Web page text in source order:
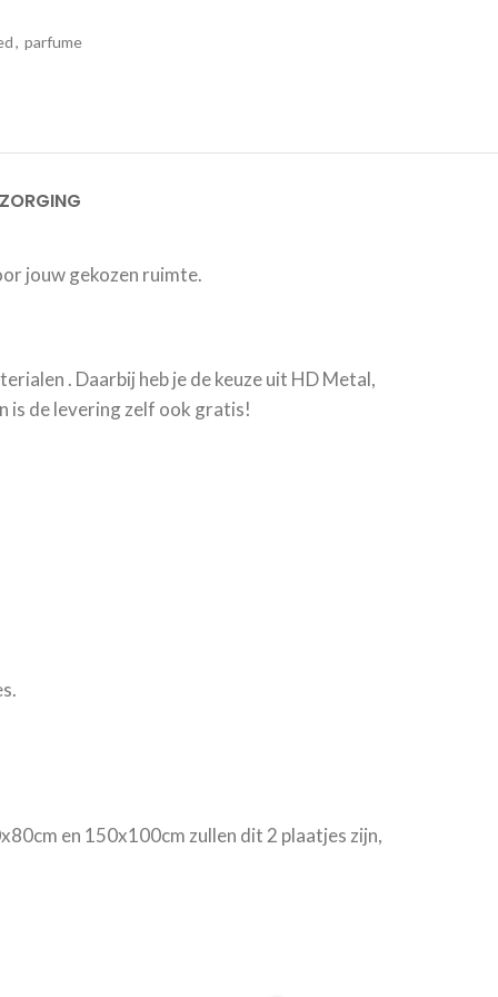
, parfume
jouw gekozen ruimte.
. Daarbij heb je de keuze uit HD Metal,
is de levering zelf ook gratis!
en 150x100cm zullen dit 2 plaatjes zijn,